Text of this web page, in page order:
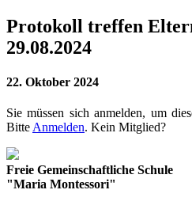
Protokoll treffen
29.08.2024
22. Oktober 2024
Sie müssen sich anmelden, um
BitteAnmelden. Kein Mitglied?
Freie Gemeinschaftliche Schule
"Maria Montessori"